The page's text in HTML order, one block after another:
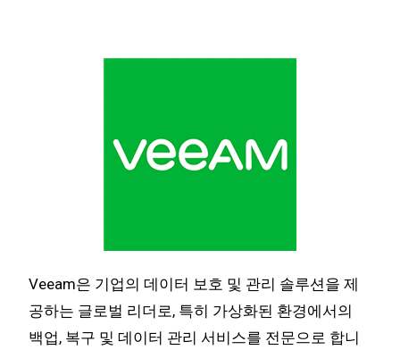
Veeam은 기업의 데이터 보호 및 관리 솔루션을 제
공하는 글로벌 리더로, 특히 가상화된 환경에서의
백업, 복구 및 데이터 관리 서비스를 전문으로 합니